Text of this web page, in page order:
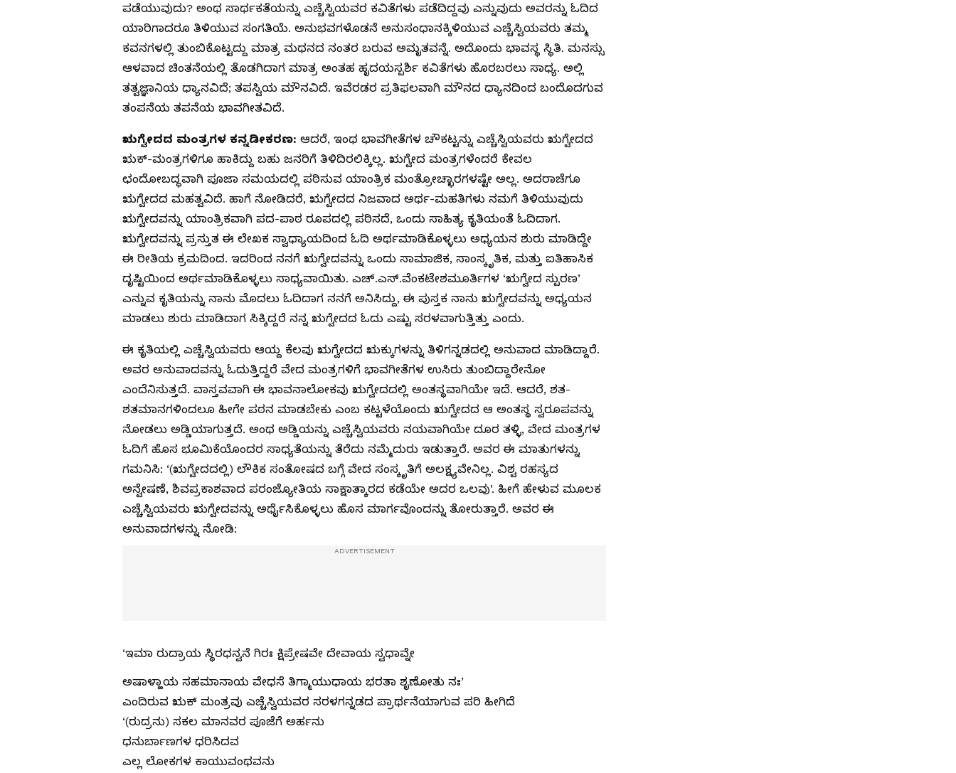
ಪಡೆಯುವುದು? ಅಂಥ ಸಾರ್ಥಕತೆಯನ್ನು ಎಚ್ಚೆಸ್ವಿಯವರ ಕವಿತೆಗಳು ಪಡೆದಿದ್ದವು ಎನ್ನುವುದು ಅವರನ್ನು ಓದಿದ
ಯಾರಿಗಾದರೂ ತಿಳಿಯುವ ಸಂಗತಿಯೆ. ಅನುಭವಗಳೊಡನೆ ಅನುಸಂಧಾನಕ್ಕಿಳಿಯುವ ಎಚ್ಚೆಸ್ವಿಯವರು ತಮ್ಮ
ಕವನಗಳಲ್ಲಿ ತುಂಬಿಕೊಟ್ಟದ್ದು ಮಾತ್ರ ಮಥನದ ನಂತರ ಬರುವ ಅಮೃತವನ್ನೆ. ಅದೊಂದು ಭಾವಸ್ಥ ಸ್ಥಿತಿ. ಮನಸ್ಸು
ಆಳವಾದ ಚಿಂತನೆಯಲ್ಲಿ ತೊಡಗಿದಾಗ ಮಾತ್ರ ಅಂತಹ ಹೃದಯಸ್ಪರ್ಶಿ ಕವಿತೆಗಳು ಹೊರಬರಲು ಸಾಧ್ಯ. ಅಲ್ಲಿ
ತತ್ವಜ್ಞಾನಿಯ ಧ್ಯಾನವಿದೆ; ತಪಸ್ವಿಯ ಮೌನವಿದೆ. ಇವೆರಡರ ಪ್ರತಿಫಲವಾಗಿ ಮೌನದ ಧ್ಯಾನದಿಂದ ಬಂದೊದಗುವ
ತಂಪನೆಯ ತಪನೆಯ ಭಾವಗೀತವಿದೆ.
ಋಗ್ವೇದದ ಮಂತ್ರಗಳ ಕನ್ನಡೀಕರಣ: ಆದರೆ, ಇಂಥ ಭಾವಗೀತೆಗಳ ಚೌಕಟ್ಟನ್ನು ಎಚ್ಚೆಸ್ವಿಯವರು ಋಗ್ವೇದದ
ಋಕ್-ಮಂತ್ರಗಳಿಗೂ ಹಾಕಿದ್ದು ಬಹು ಜನರಿಗೆ ತಿಳಿದಿರಲಿಕ್ಕಿಲ್ಲ. ಋಗ್ವೇದ ಮಂತ್ರಗಳೆಂದರೆ ಕೇವಲ
ಛಂದೋಬದ್ಧವಾಗಿ ಪೂಜಾ ಸಮಯದಲ್ಲಿ ಪಠಿಸುವ ಯಾಂತ್ರಿಕ ಮಂತ್ರೋಚ್ಛಾರಗಳಷ್ಟೇ ಅಲ್ಲ. ಅದರಾಚೆಗೂ
ಋಗ್ವೇದದ ಮಹತ್ವವಿದೆ. ಹಾಗೆ ನೋಡಿದರೆ, ಋಗ್ವೇದದ ನಿಜವಾದ ಅರ್ಥ-ಮಹತಿಗಳು ನಮಗೆ ತಿಳಿಯುವುದು
ಋಗ್ವೇದವನ್ನು ಯಾಂತ್ರಿಕವಾಗಿ ಪದ-ಪಾಠ ರೂಪದಲ್ಲಿ ಪಠಿಸದೆ, ಒಂದು ಸಾಹಿತ್ಯ ಕೃತಿಯಂತೆ ಓದಿದಾಗ.
ಋಗ್ವೇದವನ್ನು ಪ್ರಸ್ತುತ ಈ ಲೇಖಕ ಸ್ವಾಧ್ಯಾಯದಿಂದ ಓದಿ ಅರ್ಥಮಾಡಿಕೊಳ್ಳಲು ಅಧ್ಯಯನ ಶುರು ಮಾಡಿದ್ದೇ
ಈ ರೀತಿಯ ಕ್ರಮದಿಂದ. ಇದರಿಂದ ನನಗೆ ಋಗ್ವೇದವನ್ನು ಒಂದು ಸಾಮಾಜಿಕ, ಸಾಂಸ್ಕೃತಿಕ, ಮತ್ತು ಐತಿಹಾಸಿಕ
ದೃಷ್ಟಿಯಿಂದ ಅರ್ಥಮಾಡಿಕೊಳ್ಳಲು ಸಾಧ್ಯವಾಯಿತು. ಎಚ್.ಎಸ್.ವೆಂಕಟೇಶಮೂರ್ತಿಗಳ ‘ಋಗ್ವೇದ ಸ್ಪುರಣ’
ಎನ್ನುವ ಕೃತಿಯನ್ನು ನಾನು ಮೊದಲು ಓದಿದಾಗ ನನಗೆ ಅನಿಸಿದ್ದು, ಈ ಪುಸ್ತಕ ನಾನು ಋಗ್ವೇದವನ್ನು ಅಧ್ಯಯನ
ಮಾಡಲು ಶುರು ಮಾಡಿದಾಗ ಸಿಕ್ಕಿದ್ದರೆ ನನ್ನ ಋಗ್ವೇದದ ಓದು ಎಷ್ಟು ಸರಳವಾಗುತ್ತಿತ್ತು ಎಂದು.
ಈ ಕೃತಿಯಲ್ಲಿ ಎಚ್ಚೆಸ್ವಿಯವರು ಆಯ್ದ ಕೆಲವು ಋಗ್ವೇದದ ಋಕ್ಕುಗಳನ್ನು ತಿಳಿಗನ್ನಡದಲ್ಲಿ ಅನುವಾದ ಮಾಡಿದ್ದಾರೆ.
ಅವರ ಅನುವಾದವನ್ನು ಓದುತ್ತಿದ್ದರೆ ವೇದ ಮಂತ್ರಗಳಿಗೆ ಭಾವಗೀತೆಗಳ ಉಸಿರು ತುಂಬಿದ್ದಾರೇನೋ
ಎಂದೆನಿಸುತ್ತದೆ. ವಾಸ್ತವವಾಗಿ ಈ ಭಾವನಾಲೋಕವು ಋಗ್ವೇದದಲ್ಲಿ ಅಂತಸ್ಥವಾಗಿಯೇ ಇದೆ. ಆದರೆ, ಶತ-
ಶತಮಾನಗಳಿಂದಲೂ ಹೀಗೇ ಪಠನ ಮಾಡಬೇಕು ಎಂಬ ಕಟ್ಟಳೆಯೊಂದು ಋಗ್ವೇದದ ಆ ಅಂತಸ್ಥ ಸ್ವರೂಪವನ್ನು
ನೋಡಲು ಅಡ್ಡಿಯಾಗುತ್ತದೆ. ಅಂಥ ಅಡ್ಡಿಯನ್ನು ಎಚ್ಚೆಸ್ವಿಯವರು ನಯವಾಗಿಯೇ ದೂರ ತಳ್ಳಿ, ವೇದ ಮಂತ್ರಗಳ
ಓದಿಗೆ ಹೊಸ ಭೂಮಿಕೆಯೊಂದರ ಸಾಧ್ಯತೆಯನ್ನು ತೆರೆದು ನಮ್ಮೆದುರು ಇಡುತ್ತಾರೆ. ಅವರ ಈ ಮಾತುಗಳನ್ನು
ಗಮನಿಸಿ: ‘(ಋಗ್ವೇದದಲ್ಲಿ) ಲೌಕಿಕ ಸಂತೋಷದ ಬಗ್ಗೆ ವೇದ ಸಂಸ್ಕೃತಿಗೆ ಅಲಕ್ಷ್ಯವೇನಿಲ್ಲ. ವಿಶ್ವ ರಹಸ್ಯದ
ಅನ್ವೇಷಣೆ, ಶಿವಪ್ರಕಾಶವಾದ ಪರಂಜ್ಯೋತಿಯ ಸಾಕ್ಷಾತ್ಕಾರದ ಕಡೆಯೇ ಅದರ ಒಲವು’. ಹೀಗೆ ಹೇಳುವ ಮೂಲಕ
ಎಚ್ಚೆಸ್ವಿಯವರು ಋಗ್ವೇದವನ್ನು ಅರ್ಥೈಸಿಕೊಳ್ಳಲು ಹೊಸ ಮಾರ್ಗವೊಂದನ್ನು ತೋರುತ್ತಾರೆ. ಅವರ ಈ
ಅನುವಾದಗಳನ್ನು ನೋಡಿ:
‘ಇಮಾ ರುದ್ರಾಯ ಸ್ಥಿರಧನ್ವನೆ ಗಿರಃ ಕ್ಷಿಪ್ರೇಷವೇ ದೇವಾಯ ಸ್ವಧಾವ್ನೇ
ಅಷಾಳ್ಹಾಯ ಸಹಮಾನಾಯ ವೇಧಸೆ ತಿಗ್ಮಾಯುಧಾಯ ಭರತಾ ಶೃಣೋತು ನಃ’
ಎಂದಿರುವ ಋಕ್ ಮಂತ್ರವು ಎಚ್ಚೆಸ್ವಿಯವರ ಸರಳಗನ್ನಡದ ಪ್ರಾರ್ಥನೆಯಾಗುವ ಪರಿ ಹೀಗಿದೆ
‘(ರುದ್ರನು) ಸಕಲ ಮಾನವರ ಪೂಜೆಗೆ ಅರ್ಹನು
ಧನುರ್ಬಾಣಗಳ ಧರಿಸಿದವ
ಎಲ್ಲ ಲೋಕಗಳ ಕಾಯುವಂಥವನು